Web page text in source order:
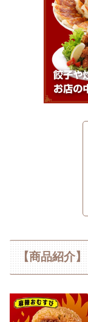
【商品紹介】